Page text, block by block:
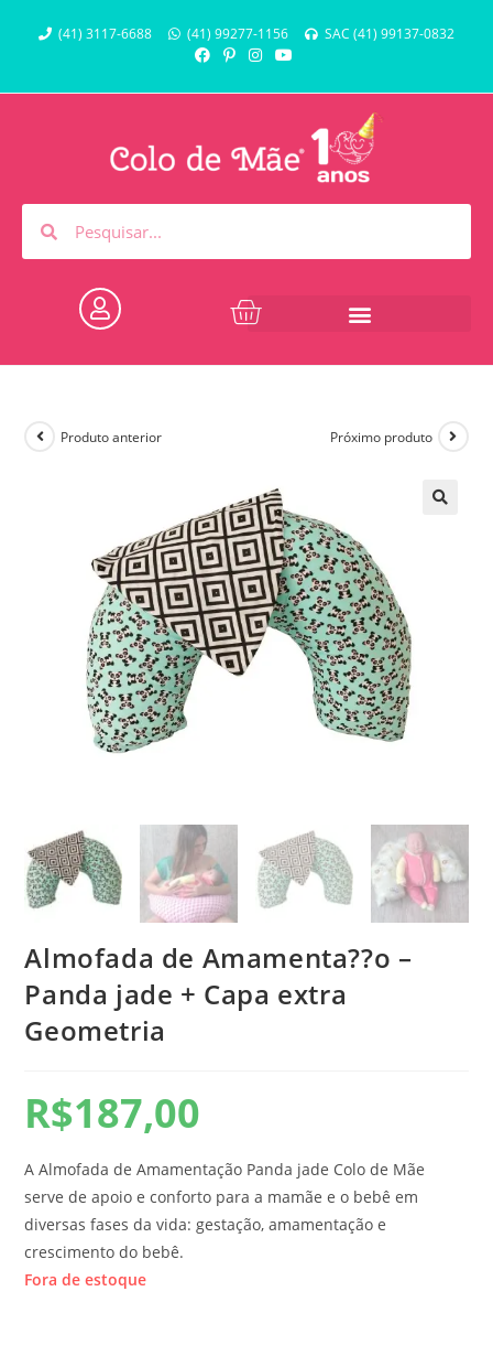
(41) 3117-6688 (41) 99277-1156 SAC (41) 99137-0832
Produto anterior Próximo produto
Almofada de Amamenta??o –
Panda jade + Capa extra
Geometria
R$187,00
A Almofada de Amamentação Panda jade Colo de Mãe
serve de apoio e conforto para a mamãe e o bebê em
diversas fases da vida: gestação, amamentação e
crescimento do bebê.
Fora de estoque